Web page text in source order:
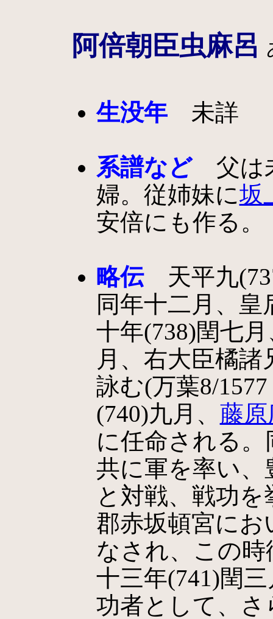
阿倍朝臣虫麻呂
生没年未詳
系譜など父は
婦。従姉妹に坂
安倍にも作る。
略伝天平九
同年十二月、
十年(738)閏七
月、右大臣橘
詠む(万葉8/
(740)九月、 藤
に任命される
共に軍を率い、
と対戦、戦功
郡赤坂頓宮に
なされ、この
十三年(741)閏
功者として、